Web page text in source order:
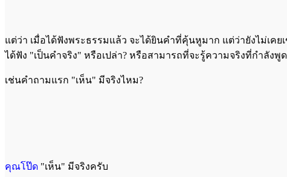
แต่ว่า เมื่อได้ฟังพระธรรมแล้ว จะได้ยินคำที่คุ้นหูมาก แต่ว่ายังไม่เคย
ได้ฟัง "เป็นคำจริง" หรือเปล่า? หรือสามารถที่จะรู้ความจริงที่กำลังพู
เช่นคำถามแรก "เห็น" มีจริงไหม?
คุณโป๊ด "เห็น" มีจริงครับ